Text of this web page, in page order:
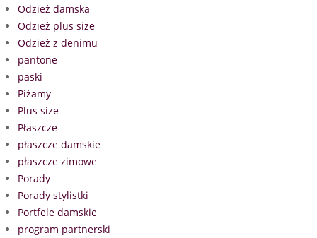
Odzież damska
Odzież plus size
Odzież z denimu
pantone
paski
Piżamy
Plus size
Płaszcze
płaszcze damskie
płaszcze zimowe
Porady
Porady stylistki
Portfele damskie
program partnerski